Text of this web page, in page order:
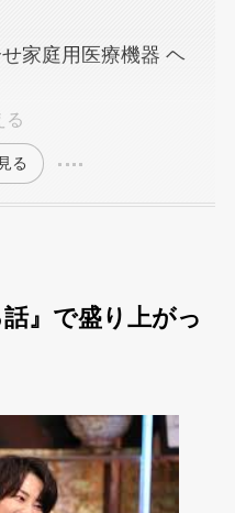
家庭用医療機器 ヘ
る
る
』で盛り上がっ